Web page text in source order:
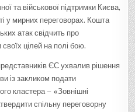
та військової підтримки Києва,
у мирних переговорах. Кошта
атак свідчить про
цілей на полі бою.
ЄС ухвалив рішення
із закликом подати
кластера – «Зовнішні
спільну переговорну